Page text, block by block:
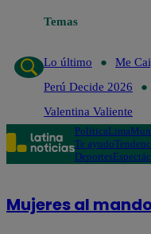
Temas
Lo último
Me
Perú Decide 2026
Valentina Valiente
PolíticaLima
Te ayudo
Deportes
Mujeres al